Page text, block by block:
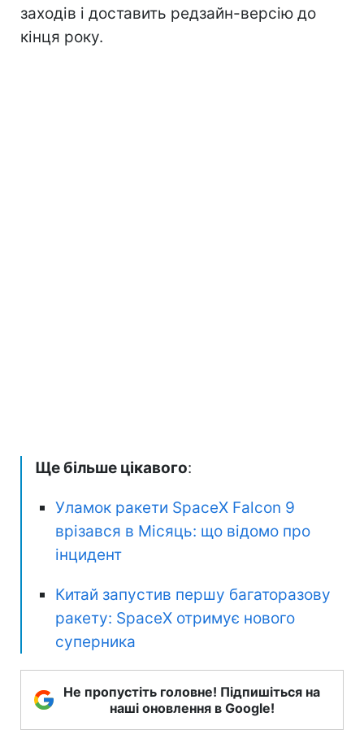
заходів і доставить редзайн-версію до
кінця року.
Ще більше цікавого:
Уламок ракети SpaceX Falcon 9
врізався в Місяць: що відомо про
інцидент
Китай запустив першу багаторазову
ракету: SpaceX отримує нового
суперника
Не пропустіть головне! Підпишіться на
наші оновлення в Google!